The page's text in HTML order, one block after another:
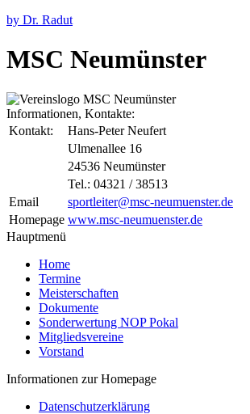
by Dr. Radut
MSC Neumünster
Informationen, Kontakte:
Kontakt:
Hans-Peter Neufert
Ulmenallee 16
24536 Neumünster
Tel.: 04321 / 38513
Email
sportleiter@msc-neumuenster.de
Homepage www.msc-neumuenster.de
Hauptmenü
Home
Termine
Meisterschaften
Dokumente
Sonderwertung NOP Pokal
Mitgliedsvereine
Vorstand
Informationen zur Homepage
Datenschutzerklärung